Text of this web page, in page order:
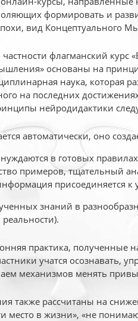
формировать и
вид Концептуального
флагманский курс
основаны на
наука, которая
на последних
нейродидактики
автоматически, оно
в готовых
примеров, тщательный
присоединяется
знаний в
практика, полученные
учатся осознавать,
механизмов менять
также рассчитаны на
место в жизни», «не